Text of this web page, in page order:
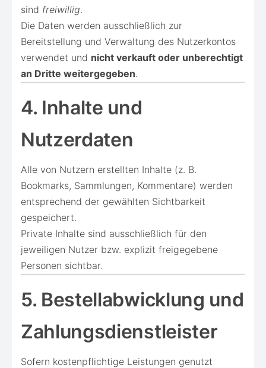
sind freiwillig.
Die Daten werden ausschließlich zur
Bereitstellung und Verwaltung des Nutzerkontos
verwendet und nicht verkauft oder unberechtigt
an Dritte weitergegeben.
4. Inhalte und
Nutzerdaten
Alle von Nutzern erstellten Inhalte (z. B.
Bookmarks, Sammlungen, Kommentare) werden
entsprechend der gewählten Sichtbarkeit
gespeichert.
Private Inhalte sind ausschließlich für den
jeweiligen Nutzer bzw. explizit freigegebene
Personen sichtbar.
5. Bestellabwicklung und
Zahlungsdienstleister
Sofern kostenpflichtige Leistungen genutzt